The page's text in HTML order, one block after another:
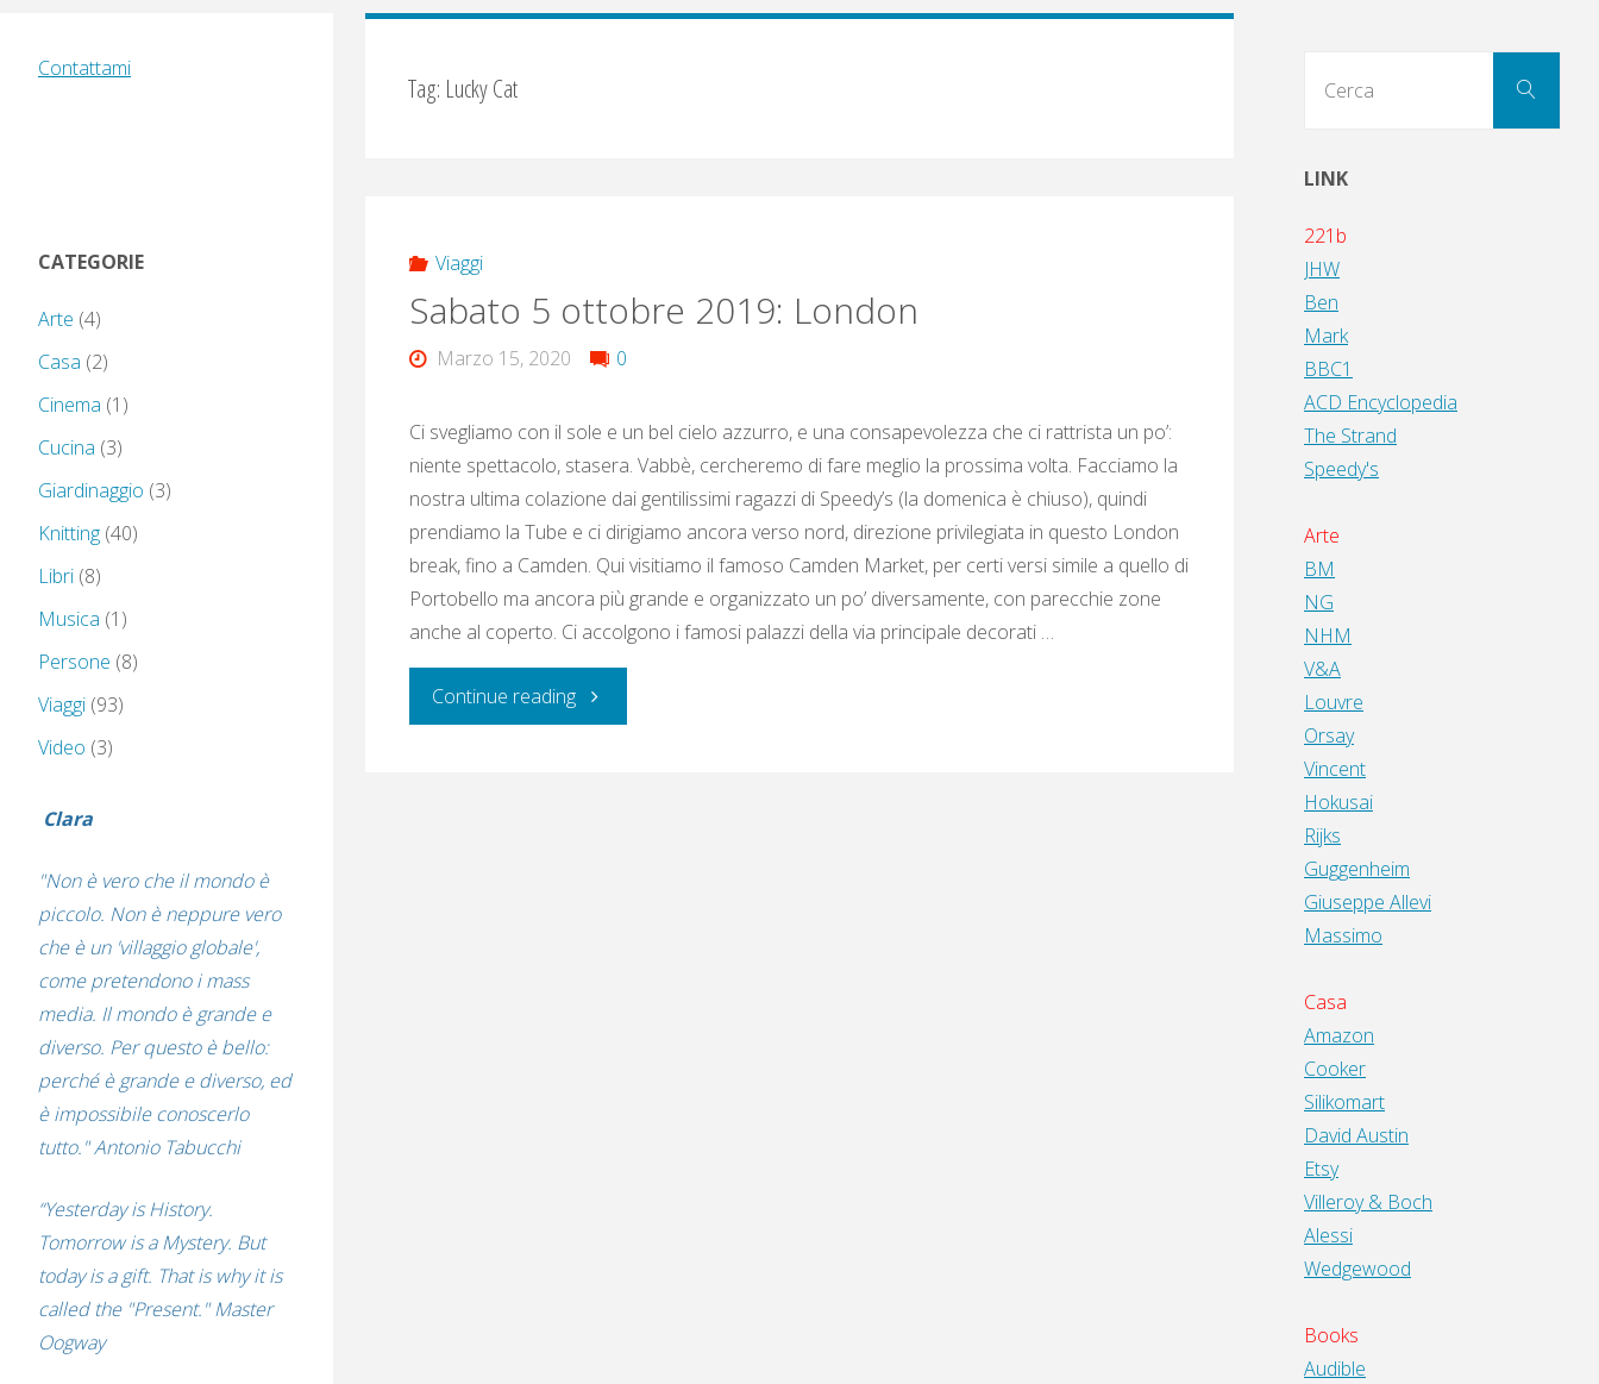
Tag: Lucky Cat
Viaggi
Sabato 5 ottobre 2019: London
Marzo 15, 2020 0
Ci svegliamo con il sole e un bel cielo azzurro, e una consapevolezza che ci rattrista un po’:
niente spettacolo, stasera. Vabbè, cercheremo di fare meglio la prossima volta. Facciamo la
nostra ultima colazione dai gentilissimi ragazzi di Speedy’s (la domenica è chiuso), quindi
prendiamo la Tube e ci dirigiamo ancora verso nord, direzione privilegiata in questo London
break, fino a Camden. Qui visitiamo il famoso Camden Market, per certi versi simile a quello di
Portobello ma ancora più grande e organizzato un po’ diversamente, con parecchie zone
anche al coperto. Ci accolgono i famosi palazzi della via principale decorati …
Continue reading"Sabato
Contattami
CATEGORIE
Arte (4)
Casa (2)
Cinema (1)
Cucina (3)
Giardinaggio (3)
Knitting (40)
Libri (8)
Musica (1)
Persone (8)
Viaggi (93)
Video (3)
Clara
"Non è vero che il mondo è
piccolo. Non è neppure vero
che è un 'villaggio globale',
come pretendono i mass
media. Il mondo è grande e
diverso. Per questo è bello:
perché è grande e diverso, ed
è impossibile conoscerlo
tutto." Antonio Tabucchi
“Yesterday is History.
Tomorrow is a Mystery. But
today is a gift. That is why it is
called the "Present." Master
Oogway
Cerca
LINK
221b
JHW
Ben
Mark
BBC1
ACD Encyclopedia
The Strand
Speedy's
Arte
BM
NG
NHM
V&A
Louvre
Orsay
Vincent
Hokusai
Rijks
Guggenheim
Giuseppe Allevi
Massimo
Casa
Amazon
Cooker
Silikomart
David Austin
Etsy
Villeroy & Boch
Alessi
Wedgewood
Books
Audible